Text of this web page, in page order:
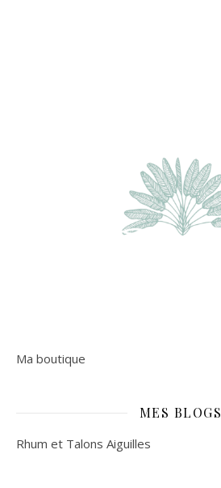
Ma boutique
MES BLOGS
Rhum et Talons Aiguilles